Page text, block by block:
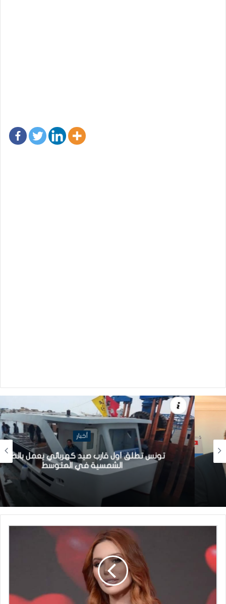
أخبار
تونس تطلق أول قارب صيد كهربائي يعمل بالطاقة
الشمسية في المتوسط